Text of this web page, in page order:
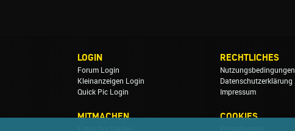
LOGIN
Forum Login
Kleinanzeigen Login
Quick Pic Login
MITMACHEN
RECHTLICHES
Nutzungsbedingungen
Datenschutzerklärung
Impressum
COOKIES